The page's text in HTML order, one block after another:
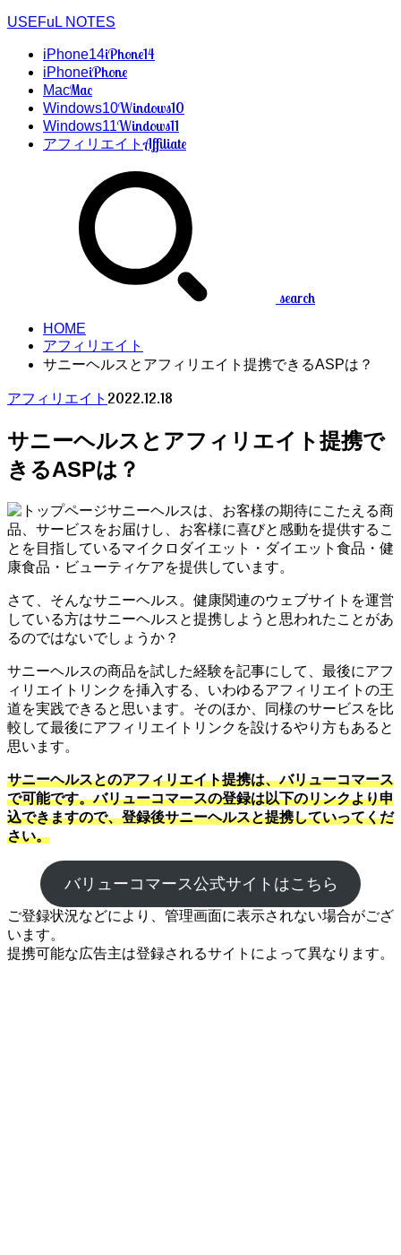
USEFuL NOTES
iPhone14iPhone14
iPhoneiPhone
MacMac
Windows10Windows10
Windows11Windows11
アフィリエイトAffiliate
search
HOME
アフィリエイト
サニーヘルスとアフィリエイト提携できるASPは？
アフィリエイト 2022.12.18
サニーヘルスとアフィリエイト提携で
きるASPは？
サニーヘルスは、お客様の期待にこたえる商
品、サービスをお届けし、お客様に喜びと感動を提供するこ
とを目指しているマイクロダイエット・ダイエット食品・健
康食品・ビューティケアを提供しています。
さて、そんなサニーヘルス。健康関連のウェブサイトを運営
している方はサニーヘルスと提携しようと思われたことがあ
るのではないでしょうか？
サニーヘルスの商品を試した経験を記事にして、最後にアフ
ィリエイトリンクを挿入する、いわゆるアフィリエイトの王
道を実践できると思います。そのほか、同様のサービスを比
較して最後にアフィリエイトリンクを設けるやり方もあると
思います。
サニーヘルスとのアフィリエイト提携は、バリューコマース
で可能です。バリューコマースの登録は以下のリンクより申
込できますので、登録後サニーヘルスと提携していってくだ
さい。
バリューコマース公式サイトはこちら
ご登録状況などにより、管理画面に表示されない場合がござ
います。
提携可能な広告主は登録されるサイトによって異なります。